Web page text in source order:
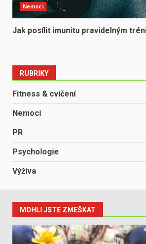
Nemoci
Jak posílit imunitu pravidelným
RUBRIKY
Fitness & cvičení
Nemoci
PR
Psychologie
Výživa
MOHLI JSTE ZMEŠKAT